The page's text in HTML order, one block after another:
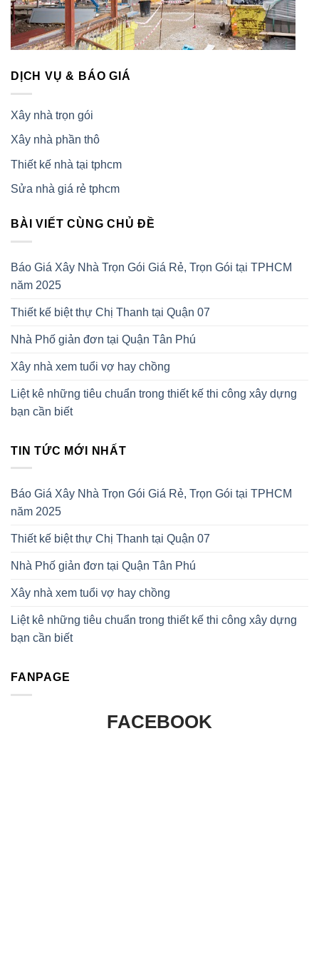
DỊCH VỤ & BÁO GIÁ
Xây nhà trọn gói
Xây nhà phần thô
Thiết kế nhà tại tphcm
Sửa nhà giá rẻ tphcm
BÀI VIẾT CÙNG CHỦ ĐỀ
Báo Giá Xây Nhà Trọn Gói Giá Rẻ, Trọn Gói tại TPHCM
năm 2025
Thiết kế biệt thự Chị Thanh tại Quận 07
Nhà Phố giản đơn tại Quận Tân Phú
Xây nhà xem tuổi vợ hay chồng
Liệt kê những tiêu chuẩn trong thiết kế thi công xây dựng
bạn cần biết
TIN TỨC MỚI NHẤT
Báo Giá Xây Nhà Trọn Gói Giá Rẻ, Trọn Gói tại TPHCM
năm 2025
Thiết kế biệt thự Chị Thanh tại Quận 07
Nhà Phố giản đơn tại Quận Tân Phú
Xây nhà xem tuổi vợ hay chồng
Liệt kê những tiêu chuẩn trong thiết kế thi công xây dựng
bạn cần biết
FANPAGE
FACEBOOK